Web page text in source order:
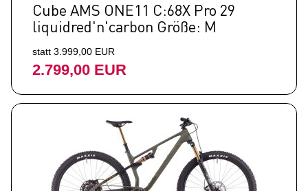
Cube AMS ONE11 C:68X Pro 29
liquidred'n'carbon Größe: M
statt 3.999,00 EUR
2.799,00 EUR